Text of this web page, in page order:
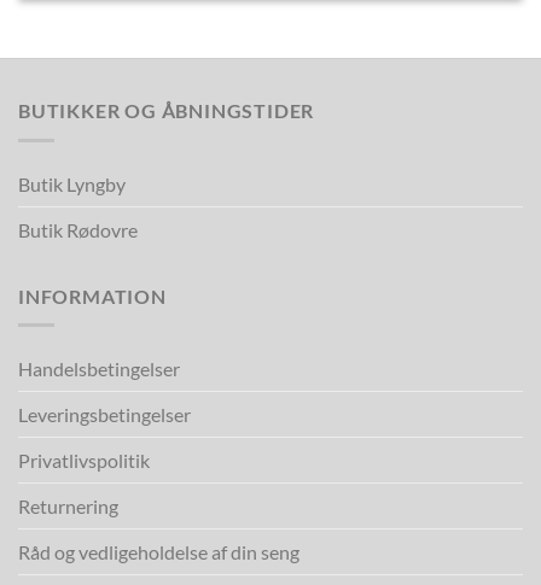
BUTIKKER OG ÅBNINGSTIDER
Butik Lyngby
Butik Rødovre
INFORMATION
Handelsbetingelser
Leveringsbetingelser
Privatlivspolitik
Returnering
Råd og vedligeholdelse af din seng